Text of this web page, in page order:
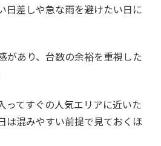
日差しや急な雨を避けたい日に
があり、台数の余裕を重視した
ってすぐの人気エリアに近いた
は混みやすい前提で見ておくほ